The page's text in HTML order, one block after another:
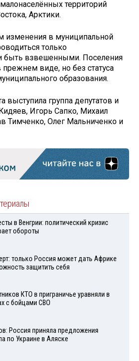
территорий
Арктики.
изменения в муниципальной
только
быть взвешенными. Поселения
прежнем виде, но без статуса
образования.
выступила группа депутатов и
Игорь Сапко, Михаил
Тимченко, Олег Мальниченко и
в Венгрии: политический кризис
обороты
только Россия может дать Африке
защитить себя
КТО в приграничье уравняли в
с бойцами СВО
Россия приняла предложения
по Украине в Аляске